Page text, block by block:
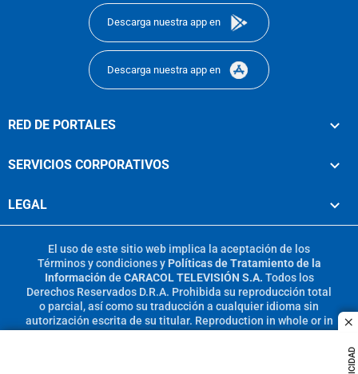
Descarga nuestra app en
Descarga nuestra app en
RED DE PORTALES
SERVICIOS CORPORATIVOS
LEGAL
El uso de este sitio web implica la aceptación de los
Términos y condicionesy Políticas de Tratamiento de la
Información de CARACOL TELEVISIÓN S.A. Todos los
Derechos Reservados D.R.A. Prohibida su reproducción total
o parcial, así como su traducción a cualquier idioma sin
autorización escrita de su titular. Reproduction in whole or in